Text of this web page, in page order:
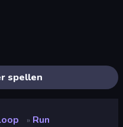
spellen
» Run